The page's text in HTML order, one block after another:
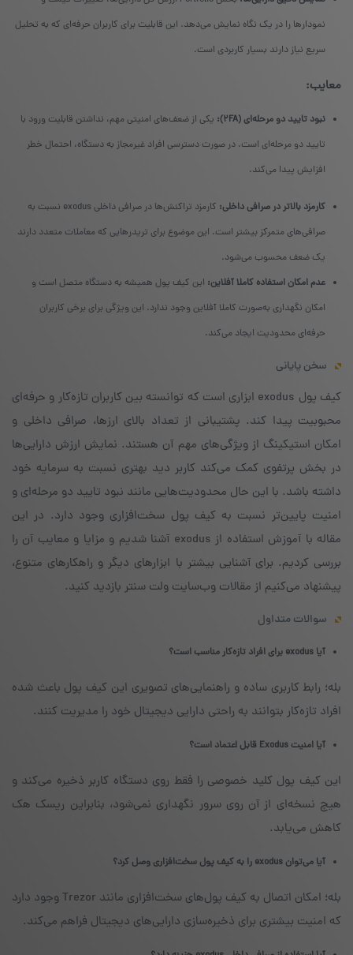
نمودارها را در یک نگاه نمایش می‌دهد. این قابلیت برای کاربران حرفه‌ای که به تحلیل
سریع نیاز دارند بسیار کاربردی است.
معایب:
نبود تایید دو مرحله‌ای (2FA):
یکی از ضعف‌های امنیتی مهم، نداشتن قابلیت ورود با
تایید دو مرحله‌ای است. در صورت دسترسی افراد غیرمجاز به دستگاه، احتمال خطر
افزایش پیدا می‌کند.
کارمزد بالاتر در صرافی داخلی:
کارمزد تراکنش‌ها در صرافی داخلی exodus نسبت به
صرافی‌های متمرکز بیشتر است. این موضوع برای تریدرهایی که معاملات متعدد دارند
یک ضعف محسوب می‌شود.
عدم امکان استفاده کاملا آفلاین: این کیف پول همیشه به دستگاه متصل است و
امکان نگهداری به‌صورت کاملا آفلاین وجود ندارد. این ویژگی برای برخی کاربران
حرفه‌ای محدودیت ایجاد می‌کند.
سخن پایانی
کیف پول exodus ابزاری است که توانسته بین کاربران تازه‌کار و حرفه‌ای
محبوبیت پیدا کند. پشتیبانی از تعداد بالای ارزها، صرافی داخلی و
امکان استیکینگ از ویژگی‌های مهم آن هستند. نمایش ارزش دارایی‌ها
در بخش پرتفوی کمک می‌کند کاربر دید بهتری نسبت به سرمایه خود
داشته باشد. با این حال محدودیت‌هایی مانند نبود تایید دو مرحله‌ای و
امنیت پایین‌تر نسبت به کیف پول سخت‌افزاری وجود دارد. در این
مقاله با آموزش استفاده از exodus آشنا شدیم و مزایا و معایب آن را
بررسی کردیم. برای آشنایی بیشتر با ابزارهای دیگر و راهکارهای متنوع،
پیشنهاد می‌کنیم از مقالات وب‌سایت ولت سنتر بازدید کنید.
سوالات متداول
آیا exodus برای افراد تازه‌کار مناسب است؟
بله؛ رابط کاربری ساده و راهنمایی‌های تصویری این کیف پول باعث شده
افراد تازه‌کار بتوانند به راحتی دارایی دیجیتال خود را مدیریت کنند.
آیا امنیت Exodus قابل اعتماد است؟
این کیف پول کلید خصوصی را فقط روی دستگاه کاربر ذخیره می‌کند و
هیچ نسخه‌ای از آن روی سرور نگهداری نمی‌شود، بنابراین ریسک هک
کاهش می‌یابد.
آیا می‌توان exodus را به کیف پول سخت‌افزاری وصل کرد؟
بله؛ امکان اتصال به کیف پول‌های سخت‌افزاری مانند Trezor وجود دارد
که امنیت بیشتری برای ذخیره‌سازی دارایی‌های دیجیتال فراهم می‌کند.